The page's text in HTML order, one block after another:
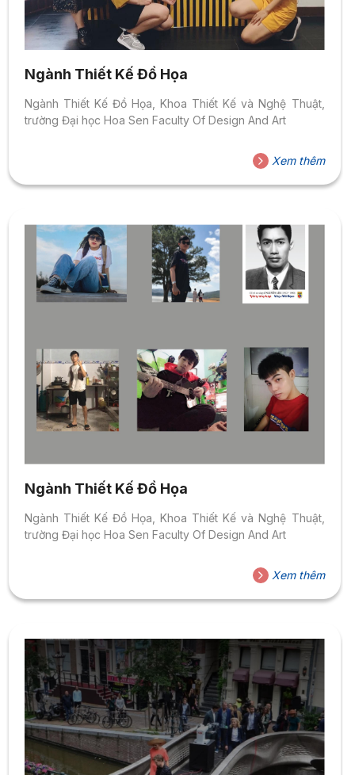
Ngành Thiết Kế Đồ Họa
Ngành Thiết Kế Đồ Họa, Khoa Thiết Kế và Nghệ Thuật,
trường Đại học Hoa Sen Faculty Of Design And Art
Xem thêm
Ngành Thiết Kế Đồ Họa
Ngành Thiết Kế Đồ Họa, Khoa Thiết Kế và Nghệ Thuật,
trường Đại học Hoa Sen Faculty Of Design And Art
Xem thêm